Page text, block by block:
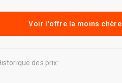
Voir l'offre la moins chère
des prix: